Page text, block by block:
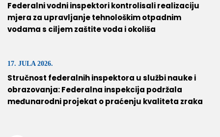
Federalni vodni inspektori kontrolisali realizaciju
mjera za upravljanje tehnološkim otpadnim
vodama s ciljem zaštite voda i okoliša
17. JULA 2026.
Stručnost federalnih inspektora u službi nauke i
obrazovanja: Federalna inspekcija podržala
međunarodni projekat o praćenju kvaliteta zraka